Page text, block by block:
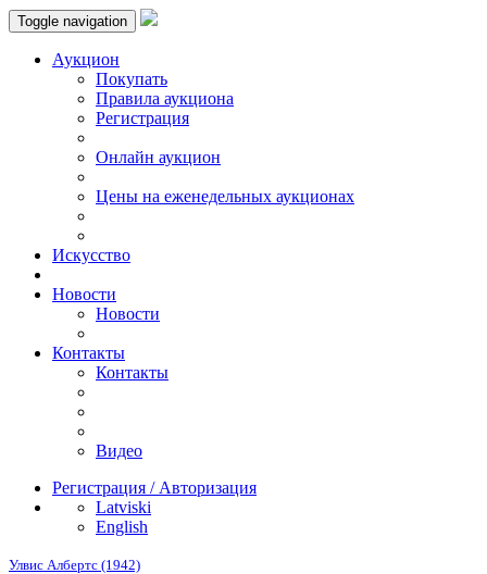
Toggle navigation
Аукцион
Пoкупать
Правила аукциона
Регистрация
Онлайн аукцион
Цены на еженедельных аукционах
Искусствo
Новости
Новости
Контакты
Контакты
Видео
Регистрация / Авторизация
Latviski
English
Улвис Албертс (1942)